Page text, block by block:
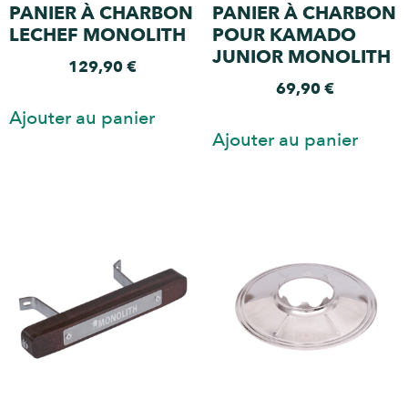
PANIER À CHARBON
LECHEF MONOLITH
129,90€
Ajouter au panier
PANIER À CHARBON
POUR KAMADO
JUNIOR MONOLITH
69,90€
Ajouter au panier